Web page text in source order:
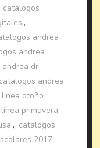
catalogos
,
andrea
andrea
dr
catalogos andrea
otoño
primavera
, catalogos
2017 ,